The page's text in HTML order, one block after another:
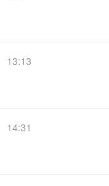
13:13
14:31